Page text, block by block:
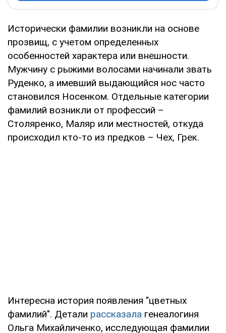
Исторически фамилии возникли на основе
прозвищ, с учетом определенных
особенностей характера или внешности.
Мужчину с рыжими волосами начинали звать
Руденко, а имевший выдающийся нос часто
становился Носенком. Отдельные категории
фамилий возникли от профессий –
Столяренко, Маляр или местностей, откуда
происходил кто-то из предков – Чех, Грек.
Интересна история появления "цветных
фамилий". Детали рассказала генеалогиня
Ольга Михайличенко, исследующая фамилии